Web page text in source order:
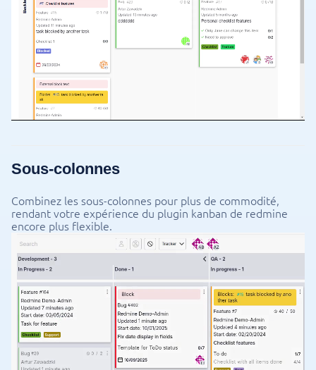
Sous-colonnes
Combinez les sous-colonnes pour plus de commodité,
rendant votre expérience du plugin kanban de redmine
encore plus flexible.